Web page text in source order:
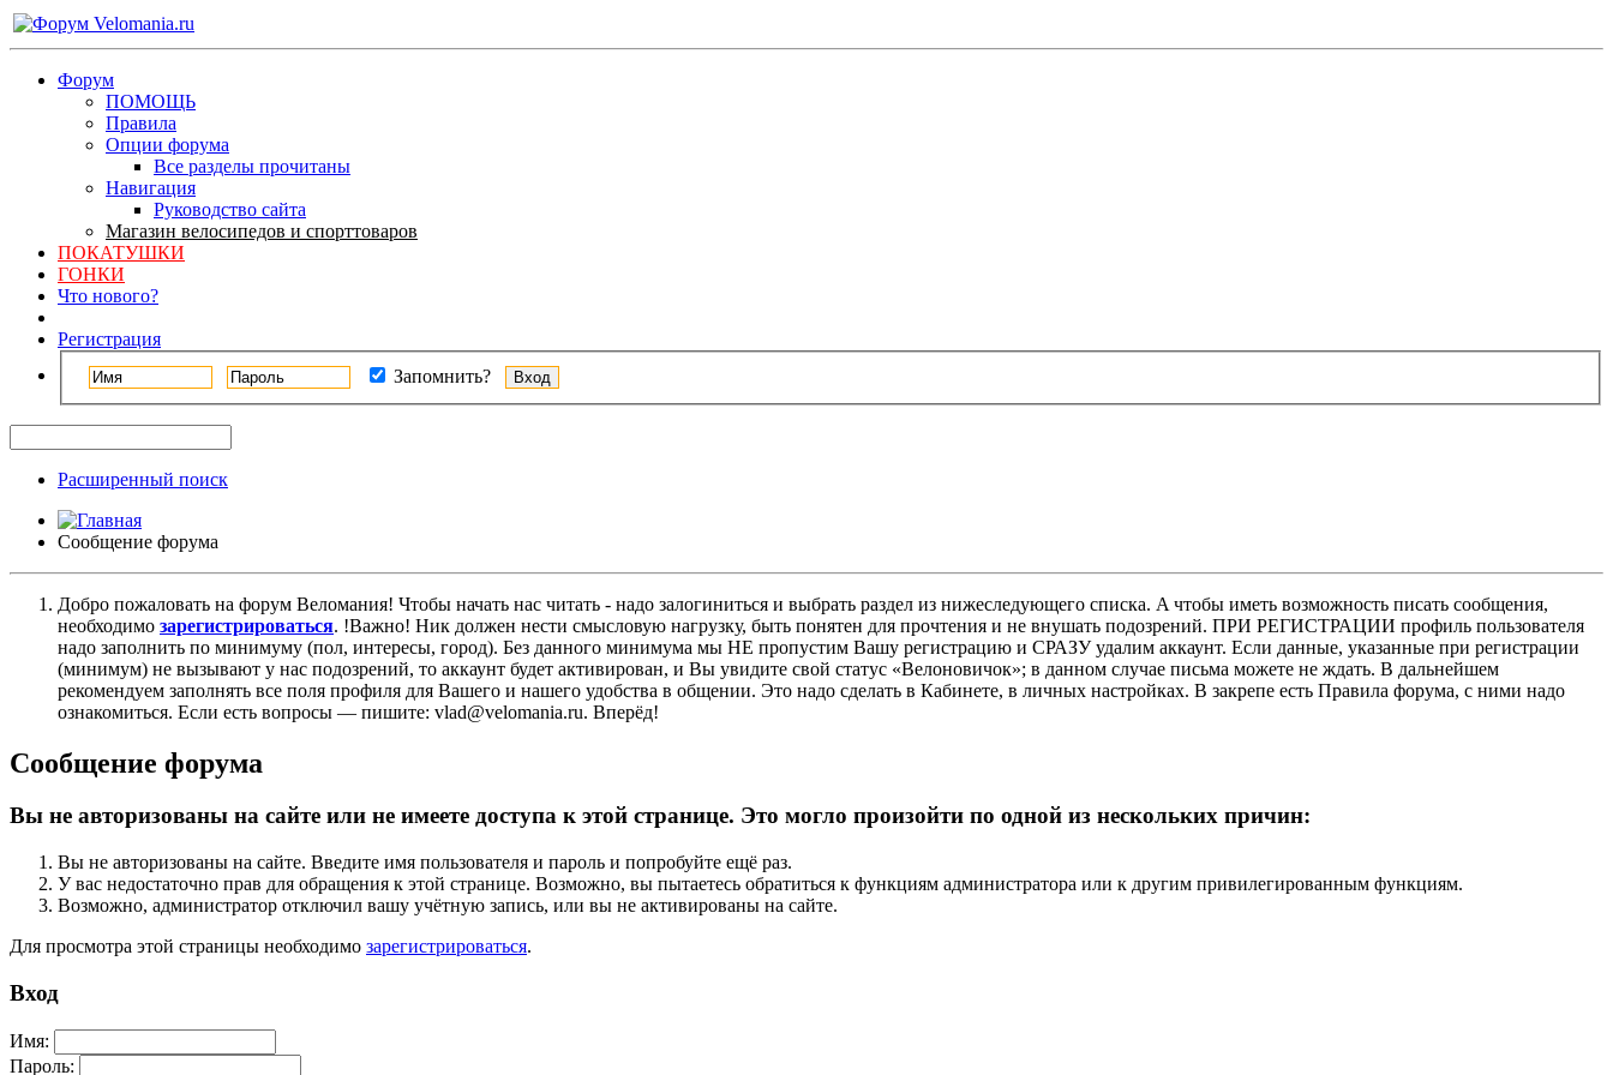
Форум
ПОМОЩЬ
Правила
Опции форума
Все разделы прочитаны
Навигация
Руководство сайта
Магазин велосипедов и спорттоваров
ПОКАТУШКИ
ГОНКИ
Что нового?
Регистрация
Запомнить?
Расширенный поиск
Сообщение форума
Добро пожаловать на форум Веломания! Чтобы начать нас читать - надо залогиниться и выбрать раздел из нижеследующего списка. A чтобы иметь возможность писать сообщения,
необходимо зарегистрироваться. !Важно! Ник должен нести смысловую нагрузку, быть понятен для прочтения и не внушать подозрений. ПРИ РЕГИСТРАЦИИ профиль пользователя
надо заполнить по минимуму (пол, интересы, город). Без данного минимума мы НЕ пропустим Вашу регистрацию и СРАЗУ удалим аккаунт. Если данные, указанные при регистрации
(минимум) не вызывают у нас подозрений, то аккаунт будет активирован, и Вы увидите свой статус «Велоновичок»; в данном случае письма можете не ждать. В дальнейшем
рекомендуем заполнять все поля профиля для Вашего и нашего удобства в общении. Это надо сделать в Кабинете, в личных настройках. В закрепе есть Правила форума, с ними надо
ознакомиться. Если есть вопросы — пишите: vlad@velomania.ru. Вперёд!
Сообщение форума
Вы не авторизованы на сайте или не имеете доступа к этой странице. Это могло произойти по одной из нескольких причин:
Вы не авторизованы на сайте. Введите имя пользователя и пароль и попробуйте ещё раз.
У вас недостаточно прав для обращения к этой странице. Возможно, вы пытаетесь обратиться к функциям администратора или к другим привилегированным функциям.
Возможно, администратор отключил вашу учётную запись, или вы не активированы на сайте.
Для просмотра этой страницы необходимо зарегистрироваться.
Вход
Имя:
Пароль: